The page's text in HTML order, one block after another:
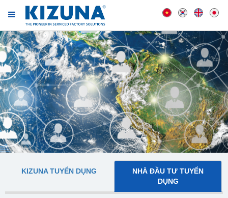
KIZUNA TUYỂN DỤNG
NHÀ ĐẦU TƯ TUYỂN
DỤNG